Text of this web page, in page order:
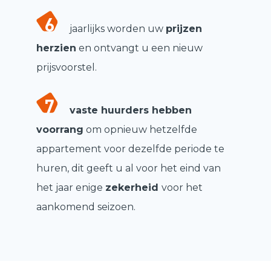
jaarlijks worden uw prijzen
herzien en ontvangt u een nieuw
prijsvoorstel.
vaste huurders hebben
voorrang om opnieuw hetzelfde
appartement voor dezelfde periode te
huren, dit geeft u al voor het eind van
het jaar enige zekerheid voor het
aankomend seizoen.